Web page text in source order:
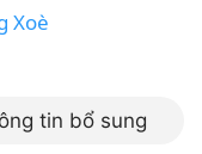
Xoè
tin bổ sung